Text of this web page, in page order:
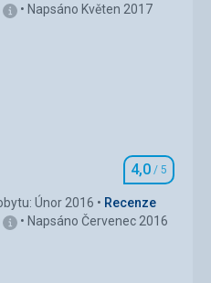
4,0
Napsáno Květen 2017
1,0/ 5
3,0 / 5
Hodnocení
4,0 / 5
Únor 2016
Recenze
Napsáno Červenec 2016